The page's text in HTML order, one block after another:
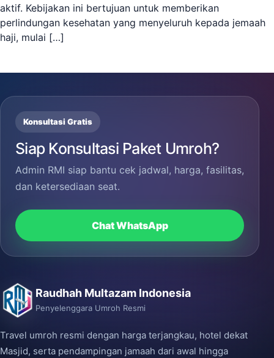
aktif. Kebijakan ini bertujuan untuk memberikan
perlindungan kesehatan yang menyeluruh kepada jemaah
haji, mulai […]
Konsultasi Gratis
Siap Konsultasi Paket Umroh?
Admin RMI siap bantu cek jadwal, harga, fasilitas,
dan ketersediaan seat.
Chat WhatsApp
Raudhah Multazam Indonesia
Penyelenggara Umroh Resmi
Travel umroh resmi dengan harga terjangkau, hotel dekat
Masjid, serta pendampingan jamaah dari awal hingga